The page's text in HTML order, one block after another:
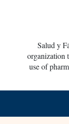
Salud y
organization
use of